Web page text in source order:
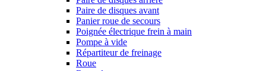
Paire de disques avant
Panier roue de secours
Poignée électrique frein à main
Pompe à vide
Répartiteur de freinage
Roue